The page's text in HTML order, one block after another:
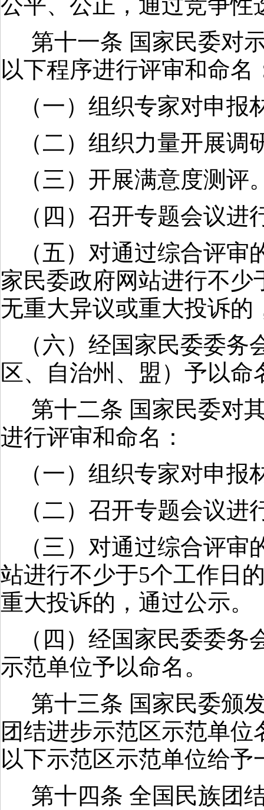
公平、公正，通过竞争性
第十一条 国家民委对
以下程序进行评审和命名
（一）组织专家对申报
（二）组织力量开展
（三）开展满意度测评
（四）召开专题会议进
（五）对通过综合评
家民委政府网站进行不少
无重大异议或重大投诉的
（六）经国家民委委
区、自治州、盟）予以命
第十二条 国家民委对
进行评审和命名：
（一）组织专家对申报
（二）召开专题会议进
（三）对通过综合评
站进行不少于5个工作日
重大投诉的，通过公示。
（四）经国家民委委
示范单位予以命名。
第十三条 国家民委颁
团结进步示范区示范单
以下示范区示范单位给予
第十四条 全国民族团